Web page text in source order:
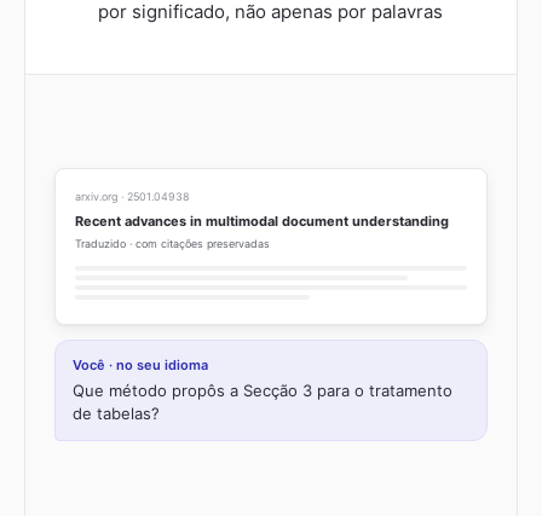
por significado, não apenas por palavras
arxiv.org · 2501.04938
Recent advances in multimodal document understanding
Traduzido · com citações preservadas
Você · no seu idioma
Que método propôs a Secção 3 para o tratamento
de tabelas?